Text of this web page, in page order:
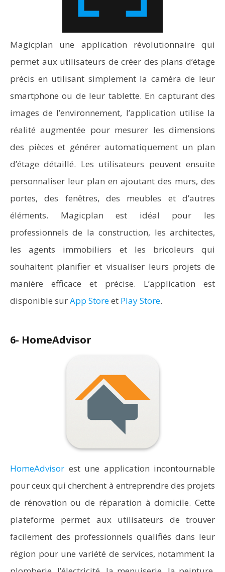
Magicplan une application révolutionnaire qui
permet aux utilisateurs de créer des plans d’étage
précis en utilisant simplement la caméra de leur
smartphone ou de leur tablette. En capturant des
images de l’environnement, l’application utilise la
réalité augmentée pour mesurer les dimensions
des pièces et générer automatiquement un plan
d’étage détaillé. Les utilisateurs peuvent ensuite
personnaliser leur plan en ajoutant des murs, des
portes, des fenêtres, des meubles et d’autres
éléments. Magicplan est idéal pour les
professionnels de la construction, les architectes,
les agents immobiliers et les bricoleurs qui
souhaitent planifier et visualiser leurs projets de
manière efficace et précise. L’application est
disponible surApp Storeet Play Store.
6- HomeAdvisor
HomeAdvisor est une application incontournable
pour ceux qui cherchent à entreprendre des projets
de rénovation ou de réparation à domicile. Cette
plateforme permet aux utilisateurs de trouver
facilement des professionnels qualifiés dans leur
région pour une variété de services, notamment la